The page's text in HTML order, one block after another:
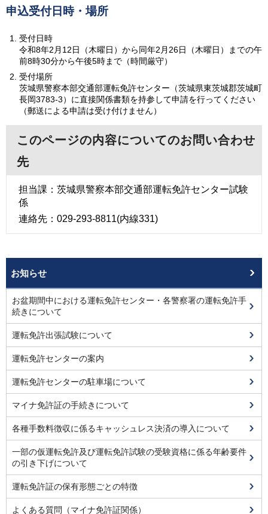
申込受付日時・場所
受付日時
令和8年2月12日（木曜日）から同年2月26日（木曜日）までの午
前8時30分から午後5時まで（時間厳守）
受付場所
茨城県警察本部交通部運転免許センター（茨城県東茨城郡茨城町
長岡3783-3）に直接関係書類を持参して申請を行ってください
（郵送による申請は受け付けません）
このページの内容についてのお問い合わせ
先
担当課：茨城県警察本部交通部運転免許センター試験
係
連絡先：029-293-8811(内線331)
お知らせ
お盆期間中における運転免許センター・各警察署の運転免許手
続きについて
運転免許出張試験について
運転免許センターの案内
運転免許センターの駐車場について
マイナ免許証の手続きについて
各種手数料徴収に係るキャッシュレス決済の導入について
一部の仮運転免許及び運転免許試験の受験資格に係る年齢要件
の引き下げについて
運転免許証の保有形態ごとの特徴
よくある質問（マイナ免許証関係）